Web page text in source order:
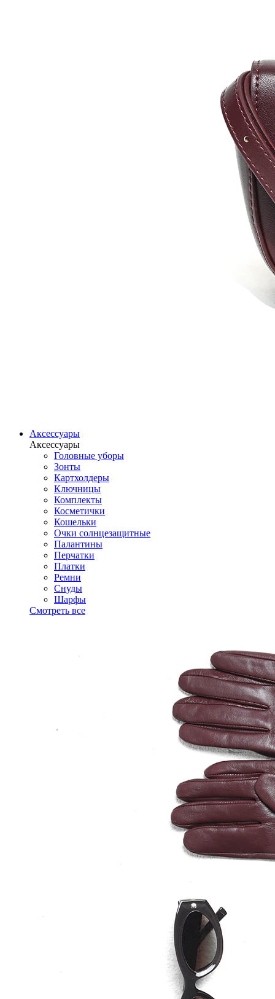
Аксессуары
Аксессуары
Головные уборы
Зонты
Картхолдеры
Ключницы
Комплекты
Косметички
Кошельки
Очки солнцезащитные
Палантины
Перчатки
Платки
Ремни
Снуды
Шарфы
Смотреть все